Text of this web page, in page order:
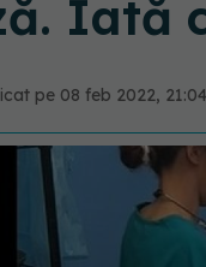
Iată
pe 08 feb 2022, 21:04